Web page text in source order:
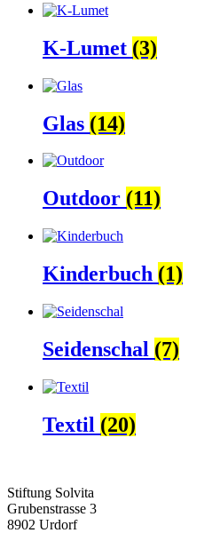
K-Lumet (3)
Glas (14)
Outdoor (11)
Kinderbuch (1)
Seidenschal (7)
Textil (20)
Stiftung Solvita
Grubenstrasse 3
8902 Urdorf